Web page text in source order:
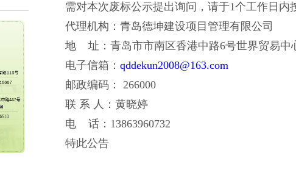
需对本次废标公示提出询问，请于1个工作日内
代理机构：青岛德坤建设项目管理有限公司
地 址：青岛市市南区香港中路6号世界贸易中
电子信箱： qddekun2008@163.com
邮政编码： 266000
联 系 人：黄晓婷
电 话：13863960732
特此公告